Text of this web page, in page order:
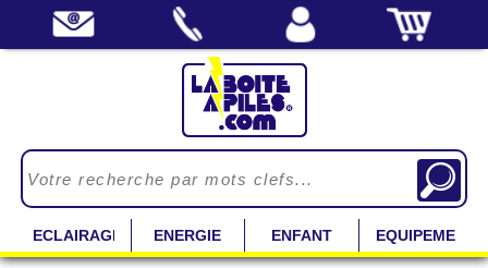
ECLAIRAGE ENERGIE ENFANT EQUIPEMENT